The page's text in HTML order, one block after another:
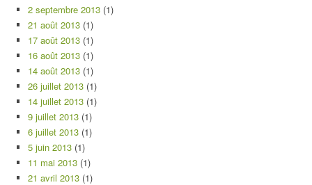
2 septembre 2013 (1)
21 août 2013 (1)
17 août 2013 (1)
16 août 2013 (1)
14 août 2013 (1)
26 juillet 2013 (1)
14 juillet 2013 (1)
9 juillet 2013 (1)
6 juillet 2013 (1)
5 juin 2013 (1)
11 mai 2013 (1)
21 avril 2013 (1)